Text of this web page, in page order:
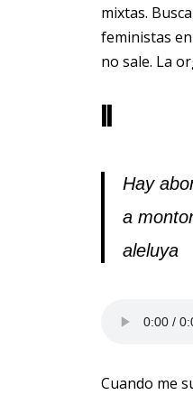
mixtas.
feministas
no sale. La
II
Hay
a
aleluya
Cuando me